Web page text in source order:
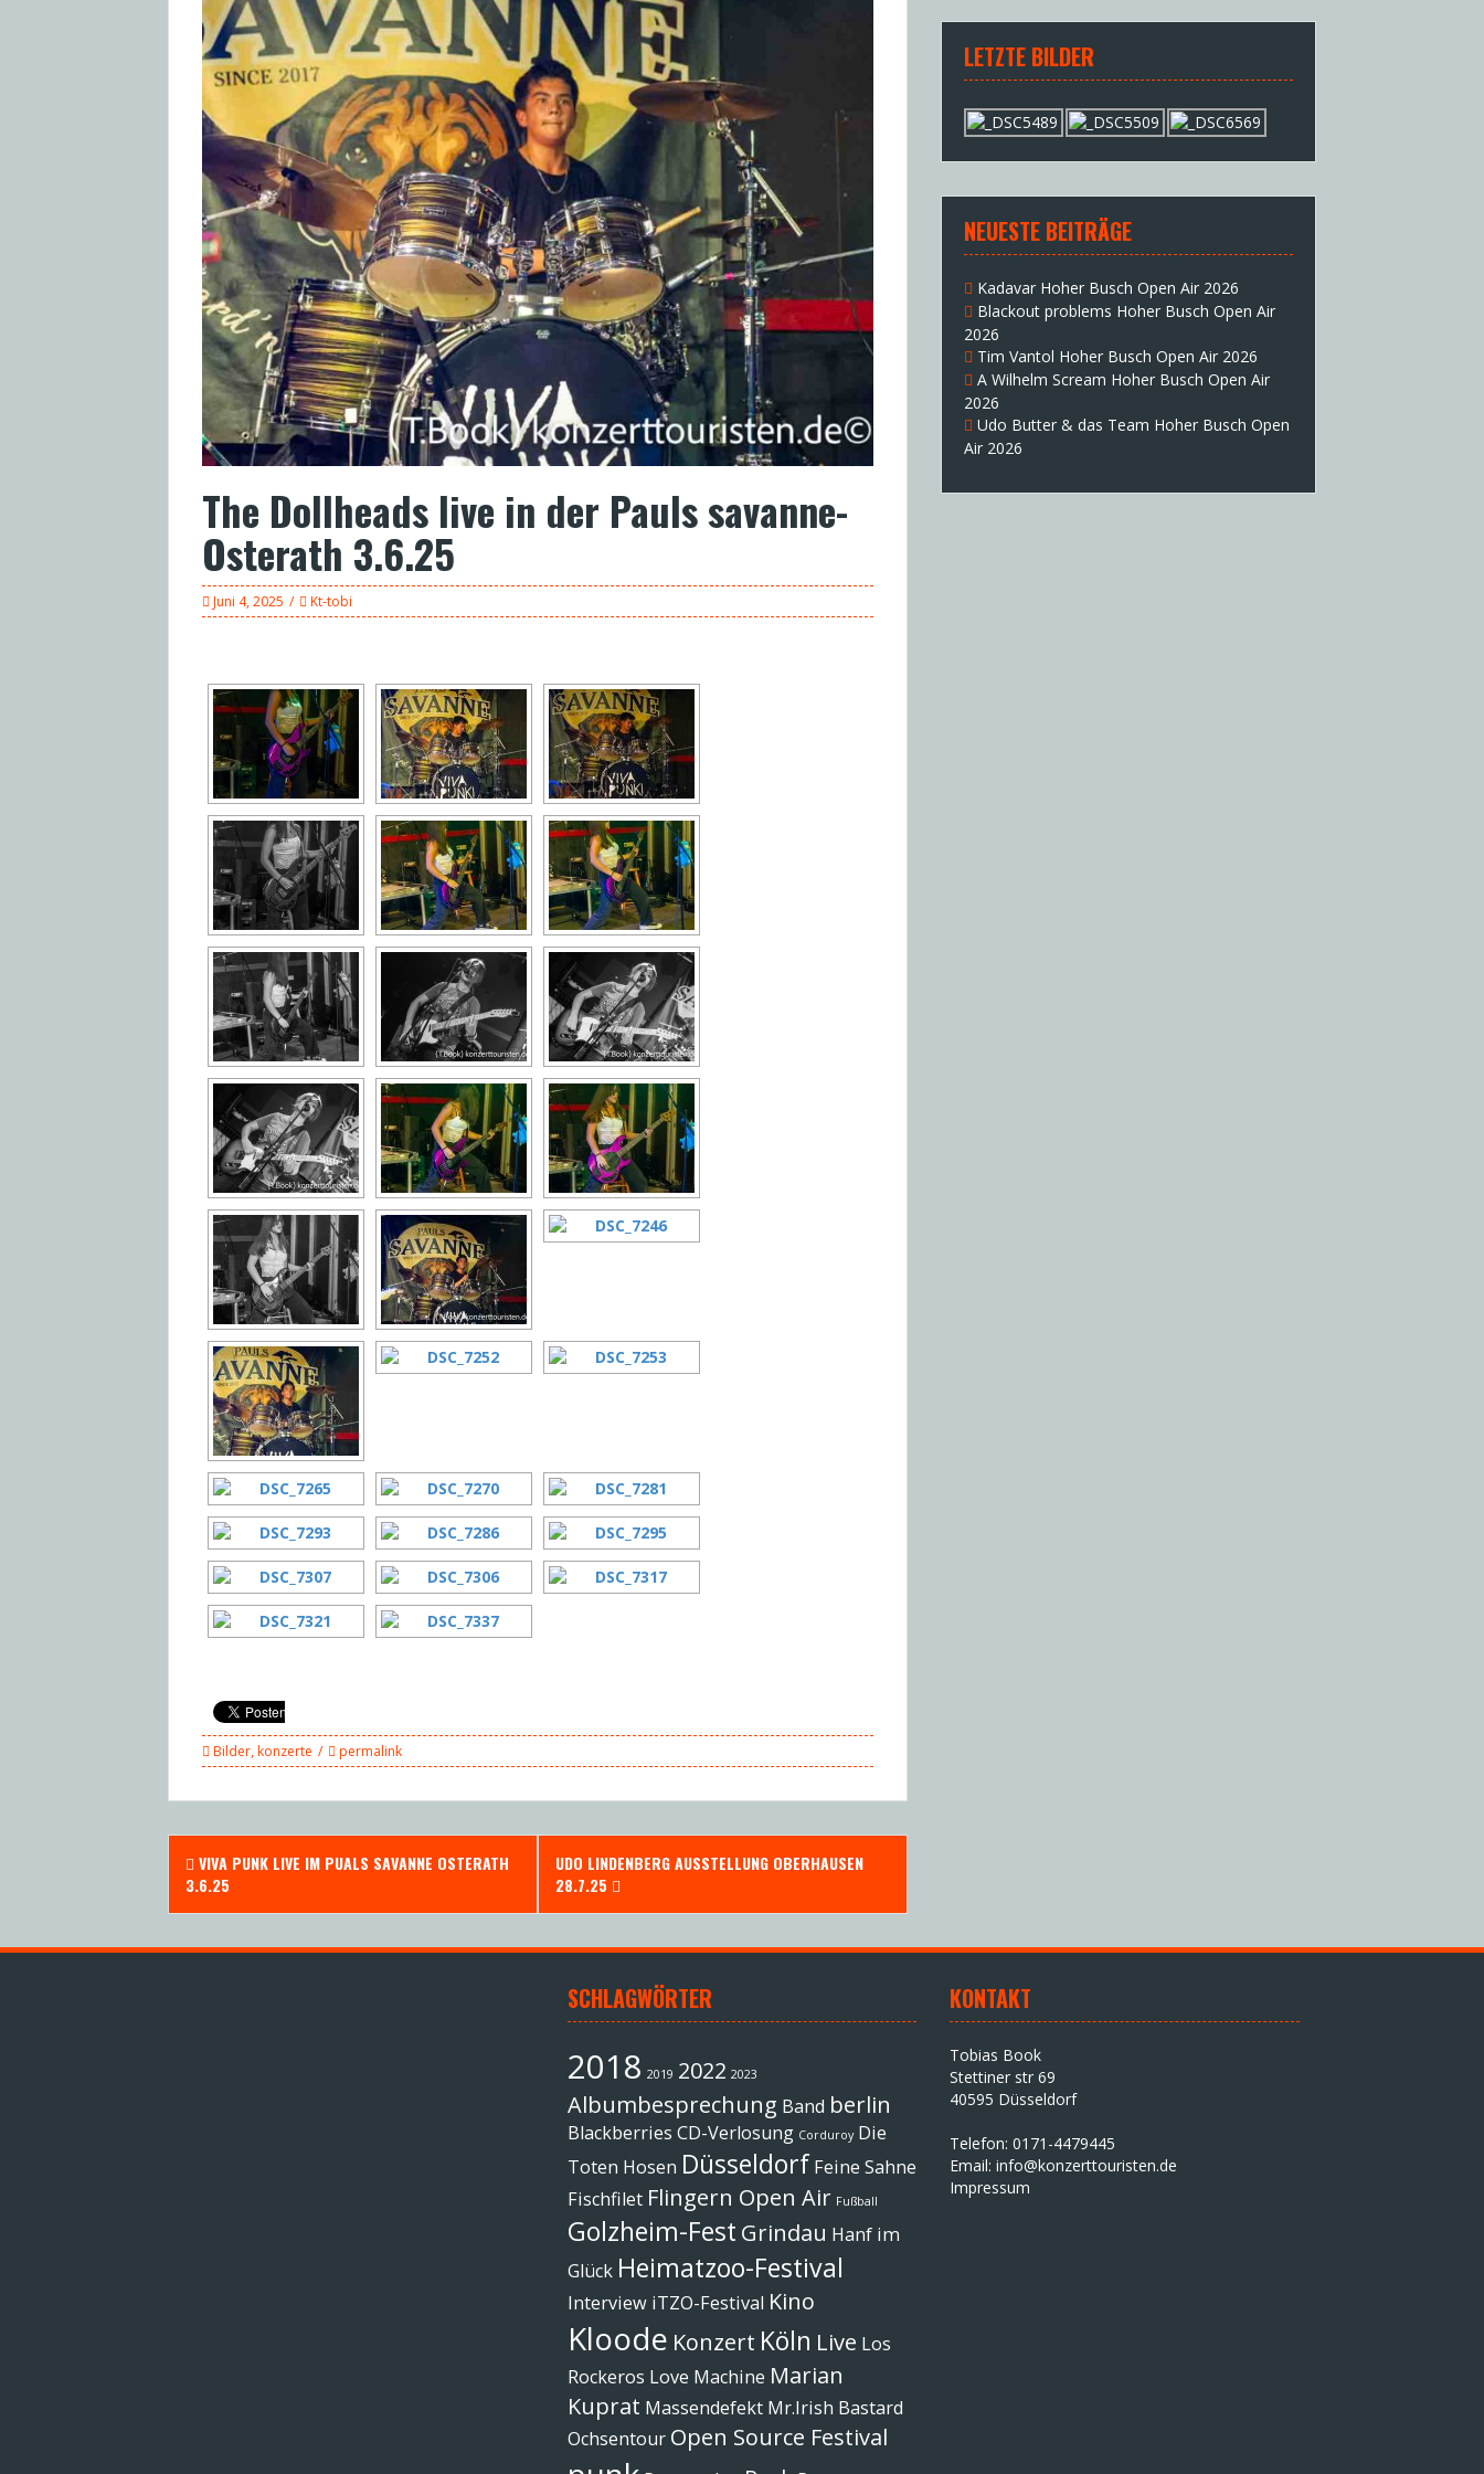
The Dollheads live in der Pauls savanne-
Osterath 3.6.25
Juni 4, 2025 Kt-tobi
Bilder,konzerte permalink
Post
navigation
VIVA PUNK LIVE IM PUALS SAVANNE OSTERATH
3.6.25
UDO LINDENBERG AUSSTELLUNG OBERHAUSEN
28.7.25
LETZTE BILDER
NEUESTE BEITRÄGE
Kadavar Hoher Busch Open Air 2026
Blackout problems Hoher Busch Open Air
2026
Tim Vantol Hoher Busch Open Air 2026
A Wilhelm Scream Hoher Busch Open Air
2026
Udo Butter & das Team Hoher Busch Open
Air 2026
SCHLAGWÖRTER
2018 2019 2022 2023
Albumbesprechung Band berlin
Blackberries CD-Verlosung Corduroy Die
Toten Hosen Düsseldorf Feine Sahne
Fischfilet Flingern Open Air Fußball
Golzheim-Fest Grindau Hanf im
Glück Heimatzoo-Festival
Interview iTZO-Festival Kino
Kloode Konzert Köln Live Los
Rockeros Love Machine Marian
Kuprat Massendefekt Mr.Irish Bastard
Ochsentour Open Source Festival
KONTAKT
Tobias Book
Stettiner str 69
40595 Düsseldorf
Telefon: 0171-4479445
Email:info@konzerttouristen.de
Impressum